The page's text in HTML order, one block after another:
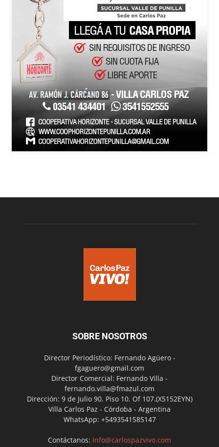
SOBRE NOSOTROS
Director Periodístico: Fernando Agüero -
fgaguero@gmail.com
Director Comercial: Fernando Villa -
fernando.villa@fmazul.com
Dirección: 9 de Julio 90. Piso 10. Of 107.(X5152EYN)
Villa Carlos Paz - Córdoba - Argentina
WhatsApp: +5493541585147
Contáctanos: info@carlospazvivo.com